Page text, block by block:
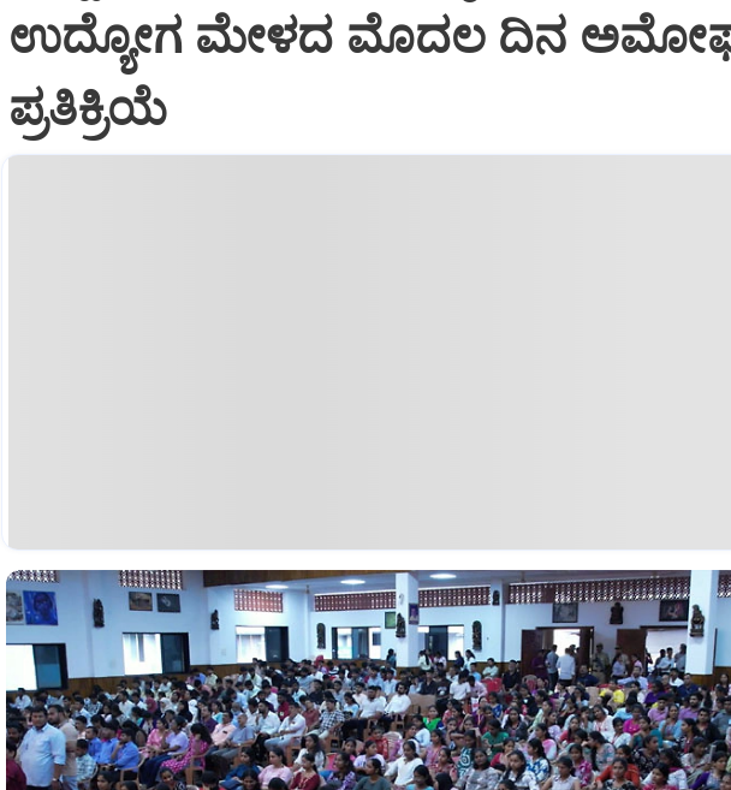
ಉದ್ಯೋಗ ಮೇಳದ ಮೊದಲ ದಿನ
ಪ್ರತಿಕ್ರಿಯೆ